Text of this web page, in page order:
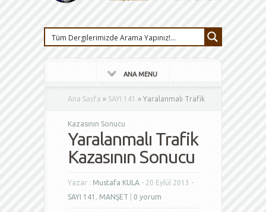
ANA MENU
Ana Sayfa » SAYI 141 » Yaralanmalı Trafik
Kazasının Sonucu
Yaralanmalı Trafik
Kazasının Sonucu
Yazar : Mustafa KULA - 20 Eylül 2013 -
SAYI 141 , MANŞET 0 yorum